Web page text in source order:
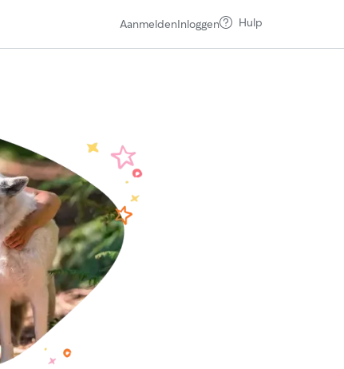
AanmeldenInloggen Hulp